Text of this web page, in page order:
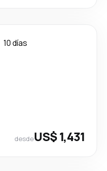
10 días
desdeUS$ 1,431